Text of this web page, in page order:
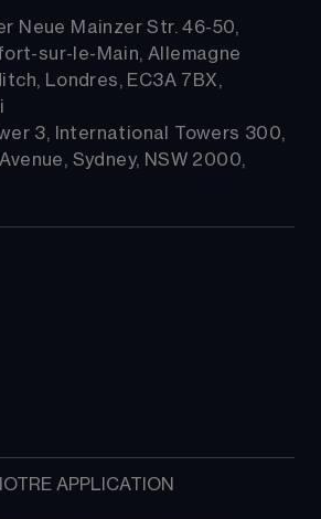
Neue Mainzer Str. 46-50,
sur-le-Main, Allemagne
Londres, EC3A 7BX,
3, International Towers 300,
Sydney, NSW 2000,
APPLICATION